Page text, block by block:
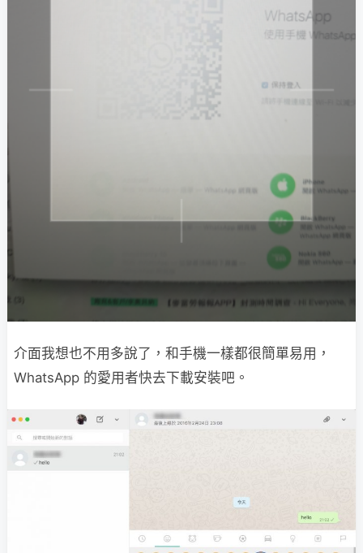
介面我想也不用多說了，和手機一樣都很簡單易用，
WhatsApp 的愛用者快去下載安裝吧。